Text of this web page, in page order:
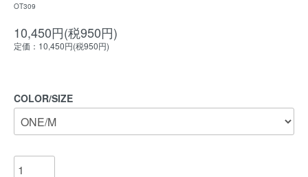
OT309
10,450円(税950円)
定価：10,450円(税950円)
COLOR/SIZE